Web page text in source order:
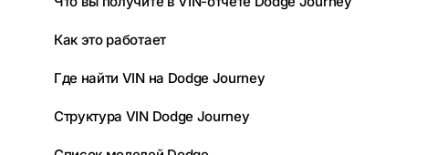
Как это работает
Где найти VIN на Dodge Journey
Структура VIN Dodge Journey